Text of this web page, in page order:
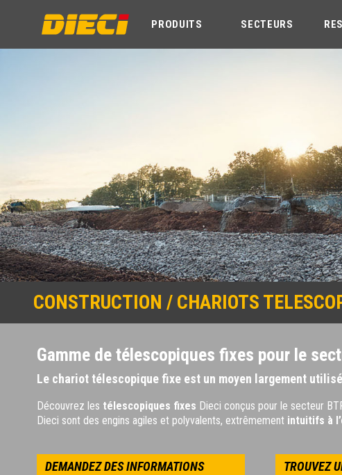
PRODUITS SECTEURS
CONSTRUCTION / CHARIOTS
Gamme de télescopiques fixes pour le
Le chariot télescopique fixe est un moyen largement
Découvrez les télescopiques fixes Dieci conçus pour le secteur
Dieci sont des engins agiles et polyvalents, extrêmement intuitifs à
DEMANDEZ DES INFORMATIONS TROUVEZ